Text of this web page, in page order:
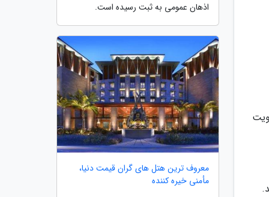
اذهان عمومی به ثبت رسیده است.
معروف ترین هتل های گران قیمت دنیا،
مأمنی خیره کننده